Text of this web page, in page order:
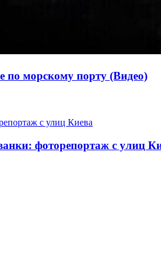
по морскому порту (Видео)
фоторепортаж с улиц